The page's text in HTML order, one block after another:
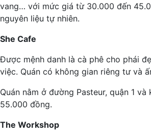
vang… với mức giá từ 30.000 đến
nguyên liệu tự nhiên.
She Cafe
Được mệnh danh là cà phê cho phái
việc. Quán có không gian riêng tư và
Quán nằm ở đường Pasteur, quận 1
55.000 đồng.
The Workshop